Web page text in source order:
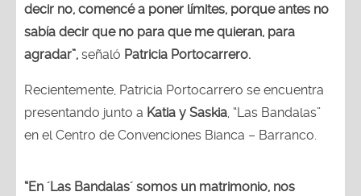
decir no, comencé a poner límites, porque antes no
sabía decir que no para que me quieran, para
agradar”, señaló Patricia Portocarrero.
Recientemente, Patricia Portocarrero se encuentra
presentando junto a Katia y Saskia, “Las Bandalas”
en el Centro de Convenciones Bianca – Barranco.
“En ´Las Bandalas´ somos un matrimonio, nos